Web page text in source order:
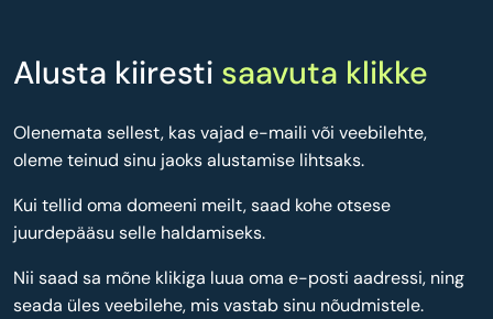
Alusta kiiresti saavuta klikke
Olenemata sellest, kas vajad e-maili või veebilehte,
oleme teinud sinu jaoks alustamise lihtsaks.
Kui tellid oma domeeni meilt, saad kohe otsese
juurdepääsu selle haldamiseks.
Nii saad sa mõne klikiga luua oma e-posti aadressi, ning
seada üles veebilehe, mis vastab sinu nõudmistele.